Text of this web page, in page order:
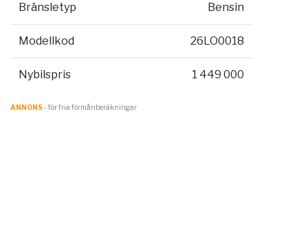
Bränsletyp Bensin
Modellkod 26LO0018
Nybilspris 1 449 000
ANNONS- för fria förmånberäkningar